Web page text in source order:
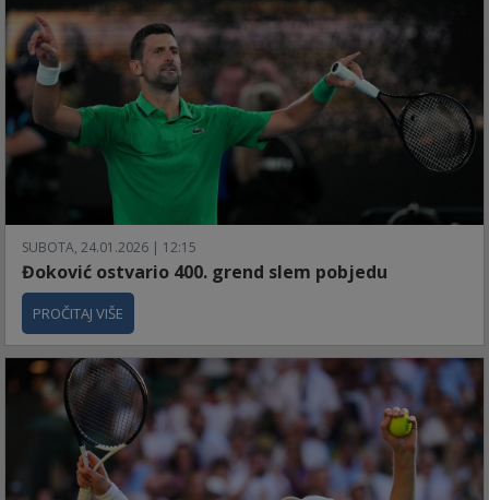
SUBOTA, 24.01.2026 | 12:15
Đoković ostvario 400. grend slem pobjedu
PROČITAJ VIŠE